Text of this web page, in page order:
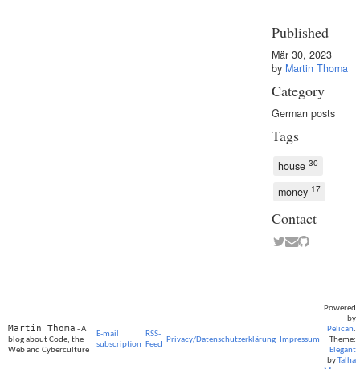
Published
Mär 30, 2023
by Martin Thoma
Category
German posts
Tags
house 30
money 17
Contact
Martin Thoma - A
blog about Code, the
Web and Cyberculture
E-mail
subscription
RSS-
Feed
Privacy/Datenschutzerklärung Impressum
Powered
by
Pelican.
Theme:
Elegant
byTalha